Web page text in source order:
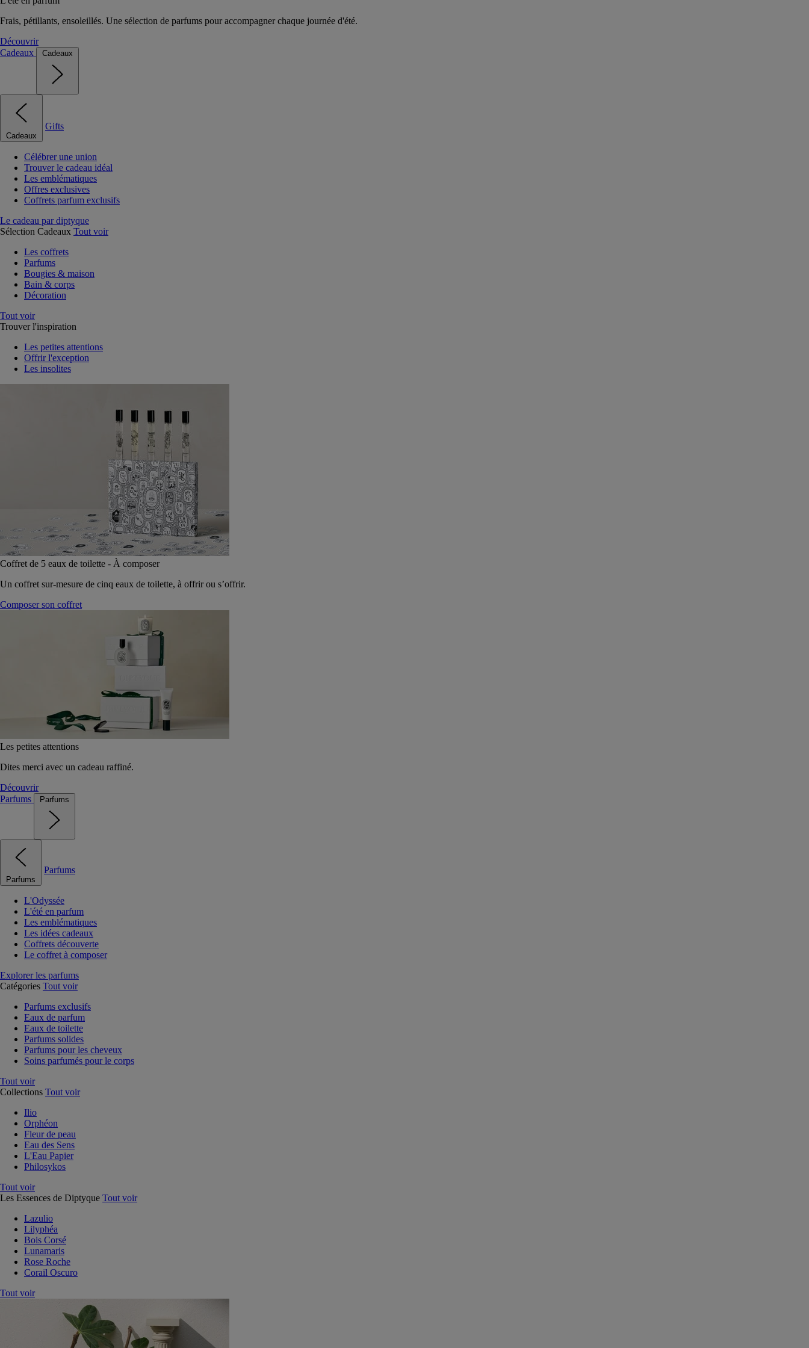
Frais, pétillants, ensoleillés. Une sélection de parfums pour accompagner chaque journée d'été.
Découvrir
Cadeaux
Cadeaux
Cadeaux
Gifts
Célébrer une union
Trouver le cadeau idéal
Les emblématiques
Offres exclusives
Coffrets parfum exclusifs
Le cadeau par diptyque
Sélection Cadeaux Tout voir
Les coffrets
Parfums
Bougies & maison
Bain & corps
Décoration
Tout voir
Trouver l'inspiration
Les petites attentions
Offrir l'exception
Les insolites
Coffret de 5 eaux de toilette - À composer
Un coffret sur-mesure de cinq eaux de toilette, à offrir ou s’offrir.
Composer son coffret
Les petites attentions
Dites merci avec un cadeau raffiné.
Découvrir
Parfums
Parfums
Parfums
Parfums
L'Odyssée
L'été en parfum
Les emblématiques
Les idées cadeaux
Coffrets découverte
Le coffret à composer
Explorer les parfums
Catégories Tout voir
Parfums exclusifs
Eaux de parfum
Eaux de toilette
Parfums solides
Parfums pour les cheveux
Soins parfumés pour le corps
Tout voir
Collections Tout voir
Ilio
Orphéon
Fleur de peau
Eau des Sens
L'Eau Papier
Philosykos
Tout voir
Les Essences de Diptyque Tout voir
Lazulio
Lilyphéa
Bois Corsé
Lunamaris
Rose Roche
Corail Oscuro
Tout voir